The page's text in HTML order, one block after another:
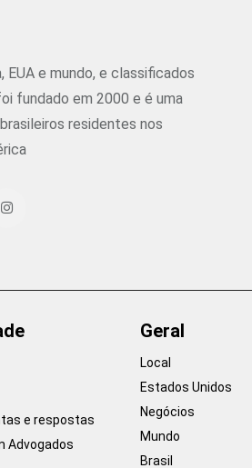
EUA e mundo, e classificados
fundado em 2000 e é uma
residentes nos
e respostas
Advogados
Geral
Local
Estados Unidos
Negócios
Mundo
Brasil